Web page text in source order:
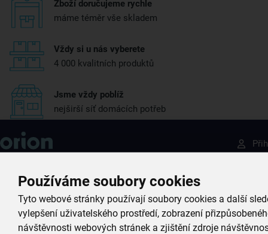
Používáme soubory cookies
Tyto webové stránky používají soubory cookies a další
vylepšení uživatelského prostředí, zobrazení
návštěvnosti webových stránek a zjištění zdroje
Zboží doručujeme rychle
máme téměr vše skladem
Vždy si u nás vyberete
4 000 kvalitních produktů
Jsme vždy poblíž
nejširší síť domácích potřeb
Nabídka
Získejte rady, recepty a tipy na slevy dřív než
ostatní
U nás vždy najdete zajímavé akce, slevy, novinky v sortimentu
i recepty, které si oblíbíte.